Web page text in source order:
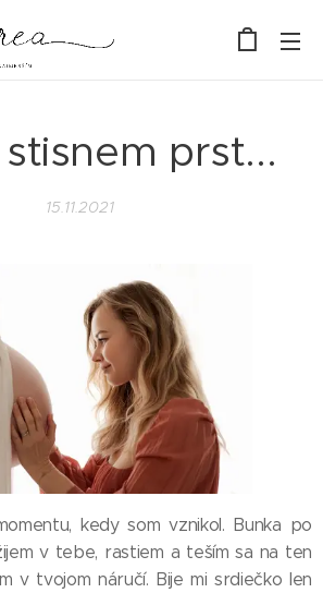
prst...
15.11.2021
kedy som vznikol. Bunka po
v tebe, rastiem a teším sa na ten
v tvojom náručí. Bije mi srdiečko len